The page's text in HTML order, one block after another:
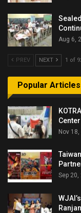
Aug 6,
PREV NEXT 1 of
Popular Articles
Nov
Sep 20,